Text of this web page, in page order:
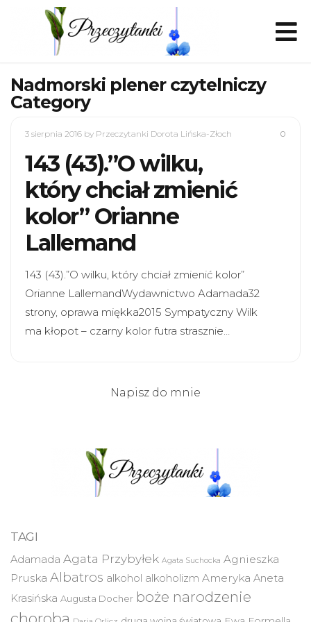
Nadmorski plener czytelniczy
Category
3 sierpnia 2016 by Przeczytanki Dorota Lińska-Złoch 0
143 (43).”O wilku,
który chciał zmienić
kolor” Orianne
Lallemand
143 (43).”O wilku, który chciał zmienić kolor”
Orianne LallemandWydawnictwo Adamada32
strony, oprawa miękka2015 Sympatyczny Wilk
ma kłopot – czarny kolor futra strasznie…
Napisz do mnie
TAGI
Adamada Agata Przybyłek Agata Suchocka Agnieszka
Pruska Albatros alkohol alkoholizm Ameryka Aneta
Krasińska Augusta Docher boże narodzenie